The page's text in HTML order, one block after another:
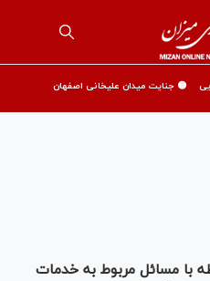
🟡 جنایت میدان علیخانی اصفهان
با مسائل مربوط به خدمات